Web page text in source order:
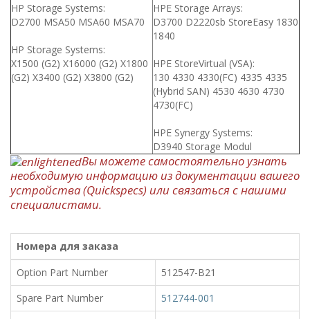
HP Storage Systems:
D2700 MSA50 MSA60 MSA70
HP Storage Systems:
X1500 (G2) X16000 (G2) X1800
(G2) X3400 (G2) X3800 (G2)
HPE Storage Arrays:
D3700 D2220sb StoreEasy 1830
1840
HPE StoreVirtual (VSA):
130 4330 4330(FC) 4335 4335
(Hybrid SAN) 4530 4630 4730
4730(FC)
HPE Synergy Systems:
D3940 Storage Modul
Вы можете самостоятельно узнать
необходимую информацию из документации вашего
устройства (Quickspecs) или связаться с нашими
специалистами.
Номера для заказа
Option Part Number
512547-B21
Spare Part Number
512744-001